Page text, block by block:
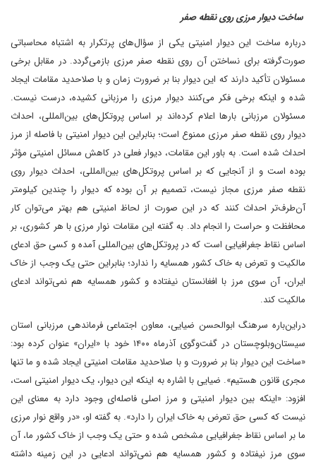
ساخت دیوار مرزی روی نقطه صفر
درباره ساخت این دیوار امنیتی یکی از سؤال‌های پرتکرار به اشتباه محاسباتی
صورت‌گرفته برای نساختن آن روی نقطه صفر مرزی بازمی‌گردد. در مقابل برخی
مسئولان تأکید دارند که این دیوار بنا بر ضرورت زمان و با صلاحدید مقامات ایجاد
شده و اینکه برخی فکر می‌کنند دیوار مرزی را مرزبانی کشیده، درست نیست.
مسئولان مرزبانی بارها اعلام کرده‌اند بر اساس پروتکل‌های بین‌المللی، احداث
دیوار روی نقطه صفر مرزی ممنوع است؛ بنابراین این دیوار امنیتی با فاصله از مرز
احداث شده است. به باور این مقامات، دیوار فعلی در کاهش مسائل امنیتی مؤثر
بوده است و از آنجایی که بر اساس پروتکل‌های بین‌المللی، احداث دیوار روی
نقطه صفر مرزی مجاز نیست، تصمیم بر آن بوده که دیوار را چندین کیلومتر
آن‌طرف‌تر احداث کنند که در این ‌صورت از لحاظ امنیتی هم بهتر می‌توان کار
محافظت و حراست را انجام داد. به گفته این مقامات نوار مرزی با هر کشوری، بر
اساس نقاط جغرافیایی است که در پروتکل‌های بین‌المللی آمده و کسی حق ادعای
مالکیت و تعرض به خاک کشور همسایه را ندارد؛ بنابراین حتی یک وجب از خاک
ایران، آن‌ سوی مرز با افغانستان نیفتاده و کشور همسایه هم نمی‌تواند ادعای
مالکیت کند.
‌در‌این‌باره سرهنگ ابوالحسن ضیایی، معاون اجتماعی فرماندهی مرزبانی استان
سیستان‌و‌بلوچستان در گفت‌و‌گوی آذر‌ماه ۱۴۰۰ خود با «ایران» عنوان کرده بود:
«ساخت این دیوار بنا بر ضرورت و با صلاحدید مقامات امنیتی ایجاد شده و ما تنها
مجری قانون هستیم». ضیایی با اشاره به اینکه این دیوار، یک دیوار امنیتی است،
افزود: «اینکه بین دیوار امنیتی و مرز اصلی فاصله‌ای وجود دارد به معنای این
نیست که کسی حق تعرض به خاک ایران را دارد». به گفته او، «در واقع نوار مرزی
ما بر اساس نقاط جغرافیایی مشخص شده و حتی یک وجب از خاک کشور ما، آن‌
سوی مرز نیفتاده و کشور همسایه هم نمی‌تواند ادعایی در این زمینه داشته